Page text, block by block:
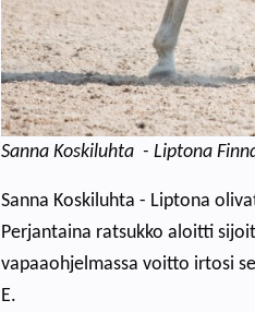
Sanna Koskiluhta - Liptona
Sanna Koskiluhta - Liptona
Perjantaina ratsukko aloitti
vapaaohjelmassa voitto irtosi
E.